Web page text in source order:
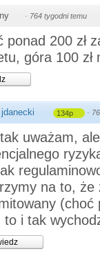
· 764 tygodni temu
ponad 200 zł
góra 100
jdanecki 134p ·
uważam,
na to, że
to i tak